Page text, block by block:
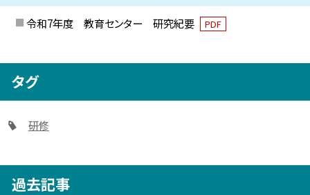
令和7年度 教育センター 研究紀要 PDF
タグ
研修
過去記事